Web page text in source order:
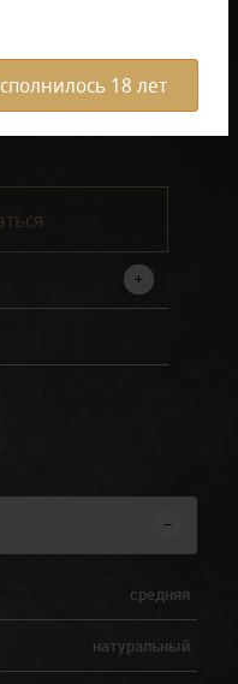
18 лет
средняя
натуральный